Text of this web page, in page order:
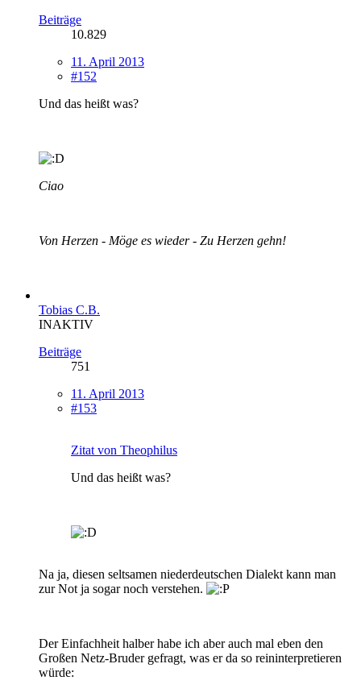
Beiträge
10.829
11. April 2013
#152
Und das heißt was?
Ciao
Von Herzen - Möge es wieder - Zu Herzen gehn!
Tobias C.B.
INAKTIV
Beiträge
751
11. April 2013
#153
Zitat von Theophilus
Und das heißt was?
Na ja, diesen seltsamen niederdeutschen Dialekt kann man
zur Not ja sogar noch verstehen.
Der Einfachheit halber habe ich aber auch mal eben den
Großen Netz-Bruder gefragt, was er da so reininterpretieren
würde: